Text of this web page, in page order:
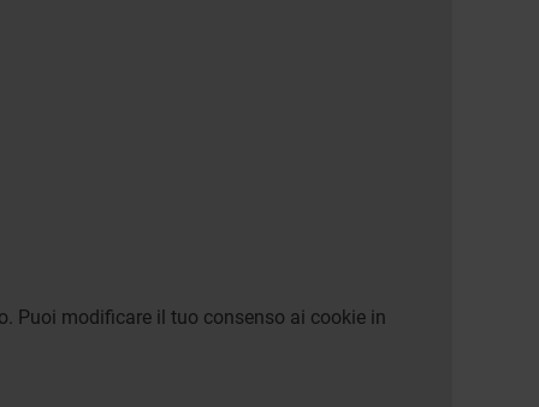
Puoi modificare il tuo consenso ai cookie in